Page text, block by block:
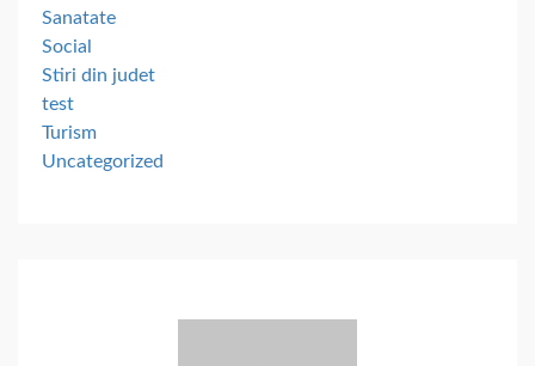
Sanatate
Social
Stiri din judet
test
Turism
Uncategorized